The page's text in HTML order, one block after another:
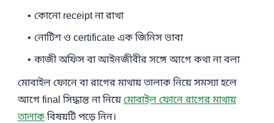
কোনো receipt না রাখা
নোটিশ ও certificate এক জিনিস ভাবা
কাজী অফিস বা আইনজীবীর সঙ্গে আগে কথা না বলা
মোবাইল ফোনে বা রাগের মাথায় তালাক নিয়ে সমস্যা হলে
আগে final সিদ্ধান্ত না নিয়েমোবাইল ফোনে রাগের মাথায়
তালাকবিষয়টি পড়ে নিন।